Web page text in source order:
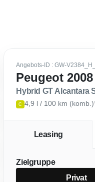
Angebots-ID : GW-
Peugeot 2008
Hybrid GT Alcantara
C 4,9 l / 100 km
Leasing
Zielgruppe
Privat